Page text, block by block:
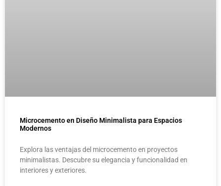
Microcemento en Diseño Minimalista para Espacios
Modernos
Explora las ventajas del microcemento en proyectos
minimalistas. Descubre su elegancia y funcionalidad en
interiores y exteriores.